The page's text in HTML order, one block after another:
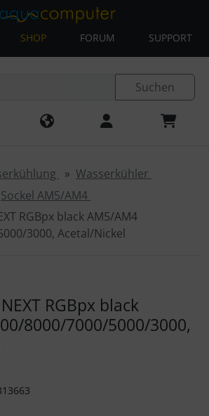
SHOP FORUM SUPPORT
Springe zum Inhalt
Suchen
Wasserkühler
Sockel AM5/AM4
RGBpx black AM5/AM4
3000, Acetal/Nickel
RGBpx black
8000/7000/5000/3000,